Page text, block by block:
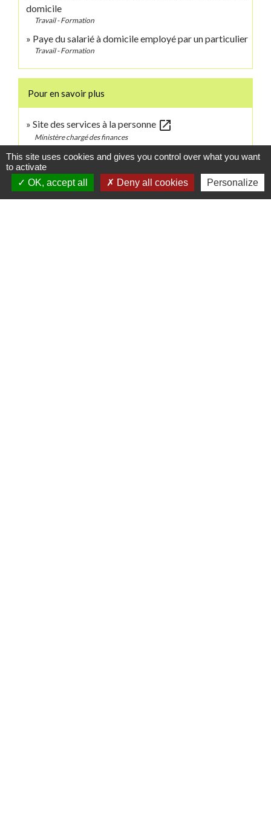
domicile
Travail - Formation
Paye du salarié à domicile employé par un particulier
Travail - Formation
Pour en savoir plus
Site des services à la personne open_in_new
Ministère chargé des finances
Site officiel du particulier employeur et du salariéopen_in_new
Urssaf Caisse nationale (ex-Acoss)
Urssaf service Pajemploiopen_in_new
Urssaf Caisse nationale (ex-Acoss)
This site uses cookies and gives you control over what you want
to activate
OK, accept all
Deny all cookies Personalize